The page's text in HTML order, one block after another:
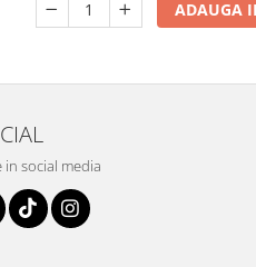
ADAUGA
in social media